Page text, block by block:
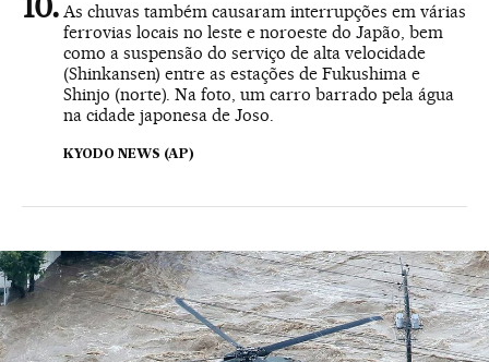
As chuvas também causaram interrupções em várias
ferrovias locais no leste e noroeste do Japão, bem
como a suspensão do serviço de alta velocidade
(Shinkansen) entre as estações de Fukushima e
Shinjo (norte). Na foto, um carro barrado pela água
na cidade japonesa de Joso.
KYODO NEWS (AP)